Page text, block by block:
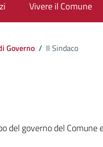
Vivere il Comune
Governo / Il Sindaco
del governo del Comune